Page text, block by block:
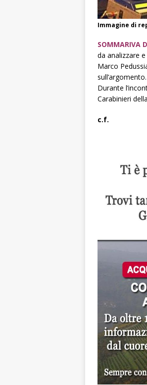
Immagine di
SOMMARIVA
da analizzare
Marco
Durante
Carabinieri
c.f.